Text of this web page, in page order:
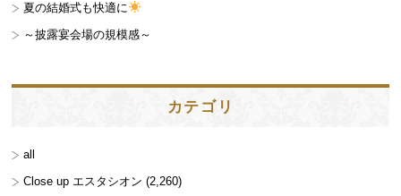
夏の結婚式も快適に
～披露宴会場の規模感～
カテゴリ
all
Close up エスタシオン (2,260)